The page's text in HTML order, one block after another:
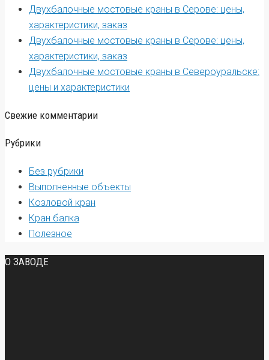
Двухбалочные мостовые краны в Серове: цены,
характеристики, заказ
Двухбалочные мостовые краны в Серове: цены,
характеристики, заказ
Двухбалочные мостовые краны в Североуральске:
цены и характеристики
Свежие комментарии
Рубрики
Без рубрики
Выполненные объекты
Козловой кран
Кран балка
Полезное
О ЗАВОДЕ